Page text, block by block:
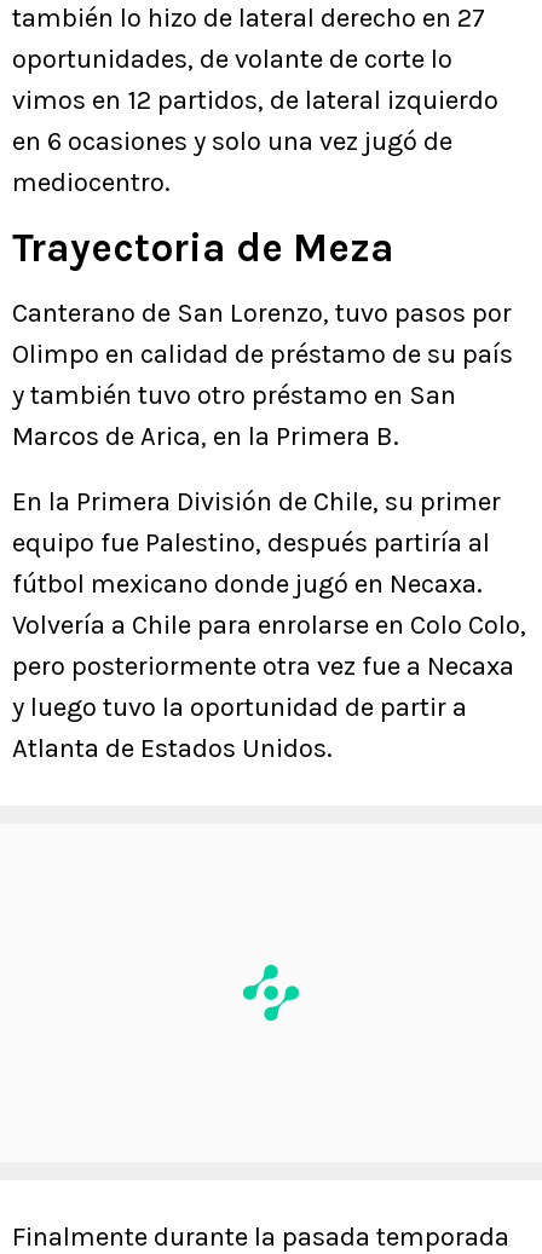
también lo hizo de lateral derecho en 27
oportunidades, de volante de corte lo
vimos en 12 partidos, de lateral izquierdo
en 6 ocasiones y solo una vez jugó de
mediocentro.
Trayectoria de Meza
Canterano de San Lorenzo, tuvo pasos por
Olimpo en calidad de préstamo de su país
y también tuvo otro préstamo en San
Marcos de Arica, en la Primera B.
En la Primera División de Chile, su primer
equipo fue Palestino, después partiría al
fútbol mexicano donde jugó en Necaxa.
Volvería a Chile para enrolarse en Colo Colo,
pero posteriormente otra vez fue a Necaxa
y luego tuvo la oportunidad de partir a
Atlanta de Estados Unidos.
Finalmente durante la pasada temporada